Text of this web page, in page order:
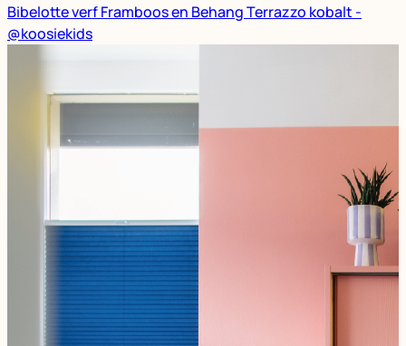
Bibelotte verf Framboos en Behang Terrazzo kobalt -
@koosiekids